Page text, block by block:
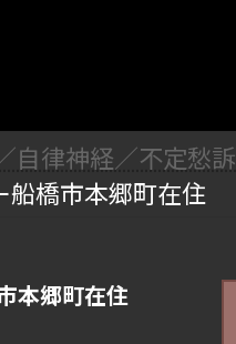
自律神経／不定愁訴
船橋市本郷町在住
本郷町在住